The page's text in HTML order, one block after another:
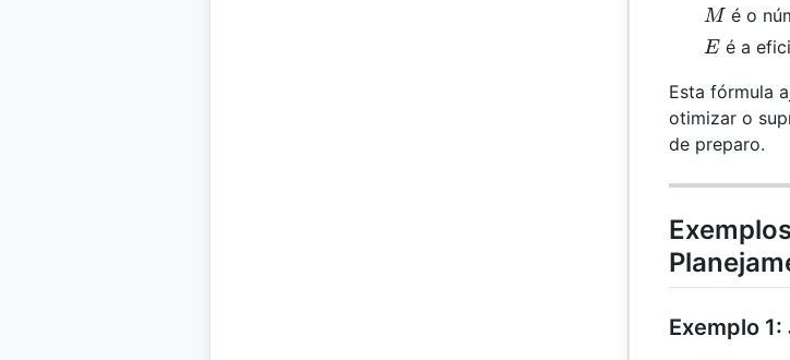
M
M é o
E
E é a
Esta fórmula
otimizar o
de preparo.
Exemplo